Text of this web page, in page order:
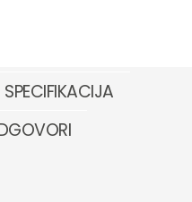
SPECIFIKACIJA